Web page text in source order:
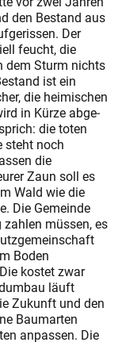
den Bestand aus
Der
feucht, die
dem Sturm nichts
ist ein
die heimischen
in Kürze abge­
die toten
steht noch
die
Zaun soll es
Wald wie die
Die Gemeinde
müssen, es
Boden
kos­tet zwar
läuft
Zukunft und den
Baumarten
anpassen. Die